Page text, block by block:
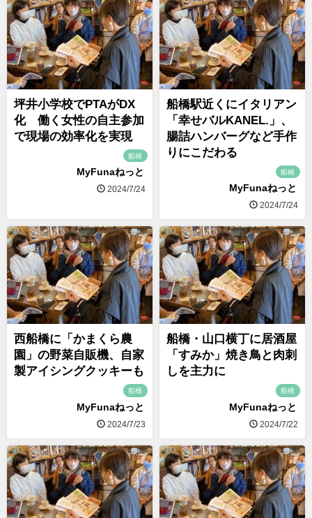
坪井小学校でPTAがDX
化 働く女性の自主参加
で現場の効率化を実現
船橋
MyFunaねっと
2024/7/24
船橋駅近くにイタリアン
「幸せバルKANEL.」、
腸詰ハンバーグなど手作
りにこだわる
船橋
MyFunaねっと
2024/7/24
西船橋に「かまくら農
園」の野菜自販機、自家
製アイシングクッキーも
船橋
MyFunaねっと
2024/7/23
船橋・山口横丁に居酒屋
「すみか」焼き鳥と肉刺
しを主力に
船橋
MyFunaねっと
2024/7/22